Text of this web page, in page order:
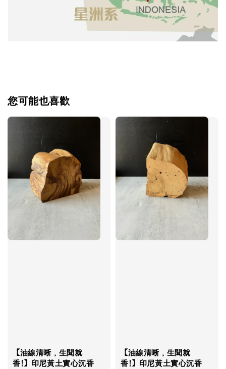
您可能也喜歡
【油線清晰，生聞就
香!】印尼黃土實心沉香
【油線清晰，生聞就
香!】印尼黃土實心沉香